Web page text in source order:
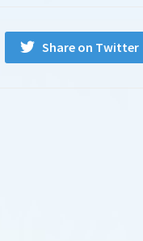
Share on Twitter